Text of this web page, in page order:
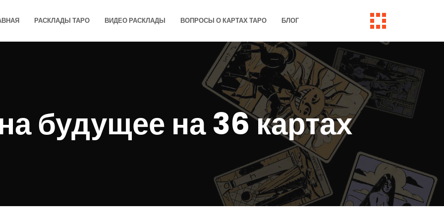
РАСКЛАДЫ ТАРО ВИДЕО РАСКЛАДЫ ВОПРОСЫ О КАРТАХ ТАРО БЛОГ
будущее на 36 картах